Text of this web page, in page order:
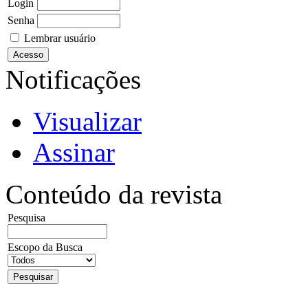
Login
Senha
Lembrar usuário
Notificações
Visualizar
Assinar
Conteúdo da revista
Pesquisa
Escopo da Busca